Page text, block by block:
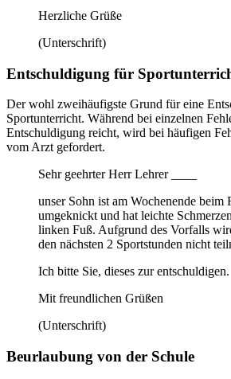
Herzliche Grüße
(Unterschrift)
Entschuldigung für
Der wohl zweihäufigste Grund für eine
Sportunterricht. Während bei einzelnen
Entschuldigung reicht, wird bei häufigen
vom Arzt gefordert.
Sehr geehrter Herr Lehrer ____
unser Sohn ist am Wochenende beim
umgeknickt und hat leichte
linken Fuß. Aufgrund des Vorfalls
den nächsten 2 Sportstunden nicht
Ich bitte Sie, dieses zur entschuldigen.
Mit freundlichen Grüßen
(Unterschrift)
Beurlaubung von der Schule